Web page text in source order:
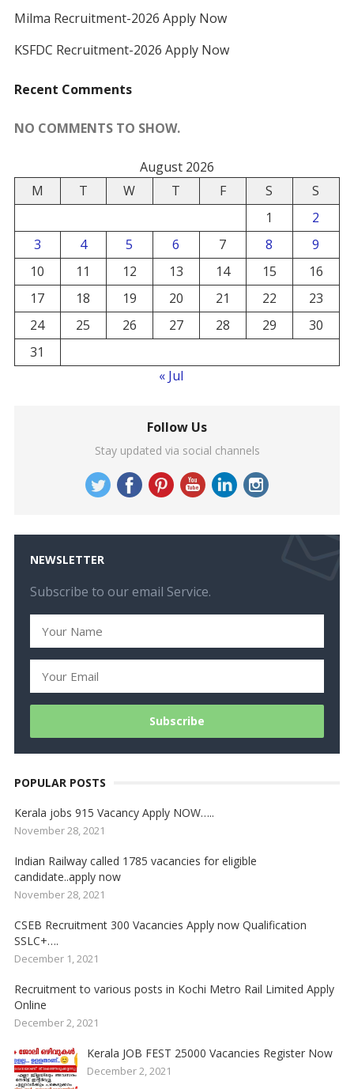
Milma Recruitment-2026 Apply Now
KSFDC Recruitment-2026 Apply Now
Recent Comments
NO COMMENTS TO SHOW.
August 2026
M
T W T F S
S
1
2
3
4 5 6 7 8
9
10
11 12 13 14 15
16
17
18 19 20 21 22
23
24
25 26 27 28 29
30
31
« Jul
Follow Us
Stay updated via social channels
NEWSLETTER
Subscribe to our email Service.
POPULAR POSTS
Kerala jobs 915 Vacancy Apply NOW…..
November 28, 2021
Indian Railway called 1785 vacancies for eligible
candidate..apply now
November 28, 2021
CSEB Recruitment 300 Vacancies Apply now Qualification
SSLC+….
December 1, 2021
Recruitment to various posts in Kochi Metro Rail Limited Apply
Online
December 2, 2021
Kerala JOB FEST 25000 Vacancies Register Now
December 2, 2021